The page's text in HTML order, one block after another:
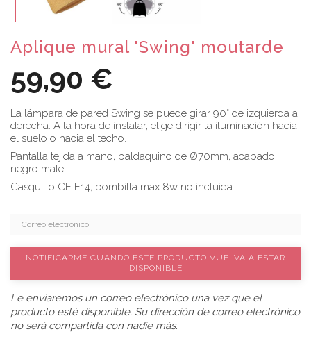
Aplique mural 'Swing' moutarde
59,90 €
La lámpara de pared Swing se puede girar 90° de izquierda a
derecha. A la hora de instalar, elige dirigir la iluminación hacia
el suelo o hacia el techo.
Pantalla tejida a mano, baldaquino de Ø70mm, acabado
negro mate.
Casquillo CE E14, bombilla max 8w no incluida.
NOTIFICARME CUANDO ESTE PRODUCTO VUELVA A ESTAR
DISPONIBLE
Le enviaremos un correo electrónico una vez que el
producto esté disponible. Su dirección de correo electrónico
no será compartida con nadie más.